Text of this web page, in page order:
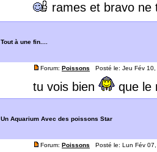
rames et bravo ne
Tout à une fin....
Forum: Poissons Posté le: Jeu Fév
tu vois bien que le
Un Aquarium Avec des poissons Star
Forum: Poissons Posté le: Lun Fév